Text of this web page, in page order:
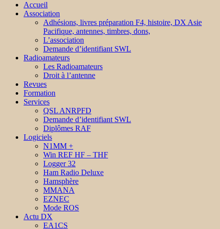
Accueil
Association
Adhésions, livres préparation F4, histoire, DX Asie
Pacifique, antennes, timbres, dons,
L’association
Demande d’identifiant SWL
Radioamateurs
Les Radioamateurs
Droit à l’antenne
Revues
Formation
Services
QSL ANRPFD
Demande d’identifiant SWL
Diplômes RAF
Logiciels
N1MM +
Win REF HF – THF
Logger 32
Ham Radio Deluxe
Hamsphère
MMANA
EZNEC
Mode ROS
Actu DX
EA1CS